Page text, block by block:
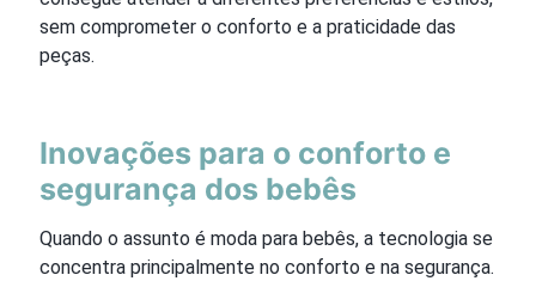
sem comprometer o conforto e a praticidade das
peças.
Inovações para o conforto e
segurança dos bebês
Quando o assunto é moda para bebês, a tecnologia se
concentra principalmente no conforto e na segurança.